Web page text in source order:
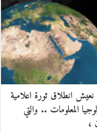
انطلاق ثورة اعلامية
المعلومات .. والتي
،